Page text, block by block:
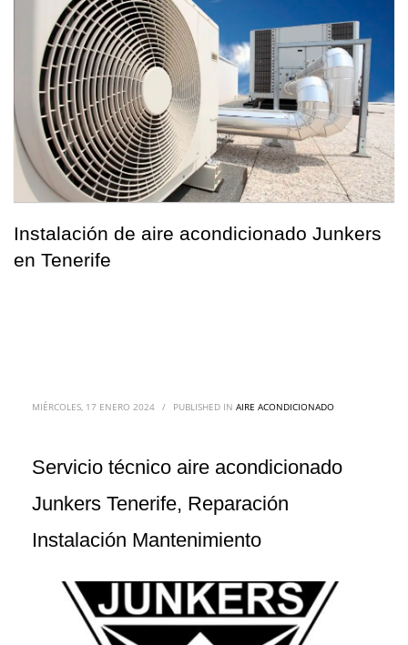
Instalación de aire acondicionado Junkers
en Tenerife
MIÉRCOLES, 17 ENERO 2024 / PUBLISHED IN AIRE ACONDICIONADO
Servicio técnico aire acondicionado
Junkers Tenerife, Reparación
Instalación Mantenimiento